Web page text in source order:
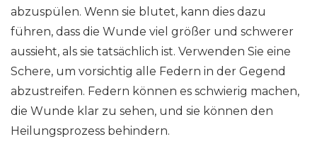
abzuspülen. Wenn sie blutet, kann dies dazu
führen, dass die Wunde viel größer und schwerer
aussieht, als sie tatsächlich ist. Verwenden Sie eine
Schere, um vorsichtig alle Federn in der Gegend
abzustreifen. Federn können es schwierig machen,
die Wunde klar zu sehen, und sie können den
Heilungsprozess behindern.